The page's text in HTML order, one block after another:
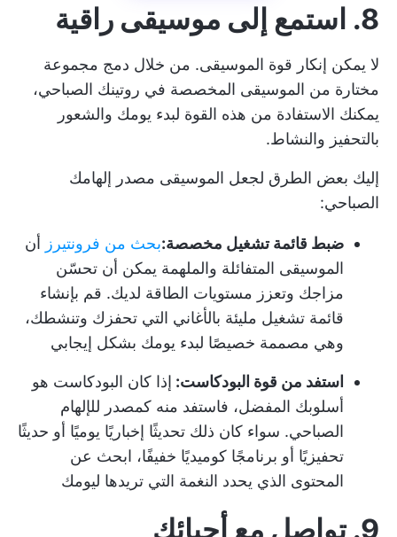
8. استمع إلى موسيقى راقية
لا يمكن إنكار قوة الموسيقى. من خلال دمج مجموعة
مختارة من الموسيقى المخصصة في روتينك الصباحي،
يمكنك الاستفادة من هذه القوة لبدء يومك والشعور
بالتحفيز والنشاط.
إليك بعض الطرق لجعل الموسيقى مصدر إلهامك
الصباحي:
ضبط قائمة تشغيل مخصصة:بحث من فرونتيرز أن
الموسيقى المتفائلة والملهمة يمكن أن تحسّن
مزاجك وتعزز مستويات الطاقة لديك. قم بإنشاء
قائمة تشغيل مليئة بالأغاني التي تحفزك وتنشطك،
وهي مصممة خصيصًا لبدء يومك بشكل إيجابي
استفد من قوة البودكاست: إذا كان البودكاست هو
أسلوبك المفضل، فاستفد منه كمصدر للإلهام
الصباحي. سواء كان ذلك تحديثًا إخباريًا يوميًا أو حديثًا
تحفيزيًا أو برنامجًا كوميديًا خفيفًا، ابحث عن
المحتوى الذي يحدد النغمة التي تريدها ليومك
9. تواصل مع أحبائك